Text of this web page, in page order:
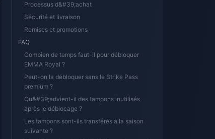
Processus d&#39;achat
Sécurité et livraison
Remises et promotions
FAQ
Combien de temps faut-il pour débloquer
EMMA Royal ?
Peut-on la débloquer sans le Strike Pass
premium ?
Qu&#39;advient-il des tampons inutilisés
après le déblocage ?
Les tampons sont-ils transférés à la saison
suivante ?